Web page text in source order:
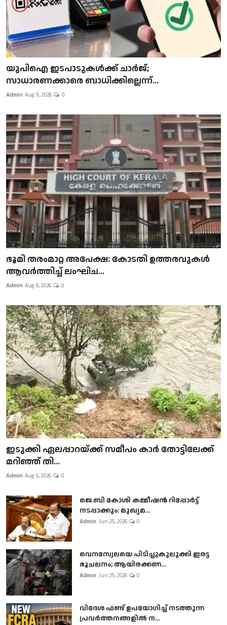
യുപിഐ ഇടപാടുകൾക്ക് ചാർജ്;
സാധാരണക്കാരെ ബാധിക്കില്ലെന്ന്...
Admin Aug 9, 2026 0
ഭൂമി തരംമാറ്റ അപേക്ഷ: കോടതി ഉത്തരവുകൾ
ആവർത്തിച്ച് ലംഘിച...
Admin Aug 6, 2026 0
ഇടുക്കി ഏലപ്പാറയ്ക്ക് സമീപം കാർ തോട്ടിലേക്ക്
മറിഞ്ഞ് തി...
Admin Aug 6, 2026 0
ജെ.ബി കോശി കമ്മീഷൻ റിപ്പോർട്ട്
നടപ്പാക്കും: മുഖ്യമ...
Admin Jun 25, 2026 0
വെനസ്വേലയെ പിടിച്ചുകുലുക്കി ഇരട്ട
ഭൂചലനം; ആയിരക്കണ...
Admin Jun 25, 2026 0
വിദേശ ഫണ്ട് ഉപയോഗിച്ച് നടത്തുന്ന
പ്രവർത്തനങ്ങളിൽ ന...